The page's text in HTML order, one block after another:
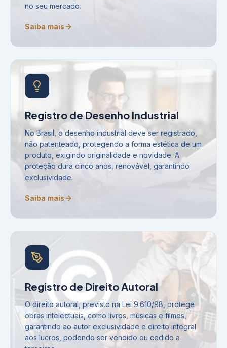
no seu mercado.
Saiba mais
Registro de Desenho Industrial
No Brasil, o desenho industrial deve ser registrado,
não patenteado, protegendo a forma estética de um
produto, exigindo originalidade e novidade. A
proteção dura cinco anos, renovável, garantindo
exclusividade.
Saiba mais
Registro de Direito Autoral
O direito autoral, previsto na Lei 9.610/98, protege
obras intelectuais, como livros, músicas e filmes,
garantindo ao autor exclusividade e direito integral
aos lucros, podendo ser vendido ou cedido a